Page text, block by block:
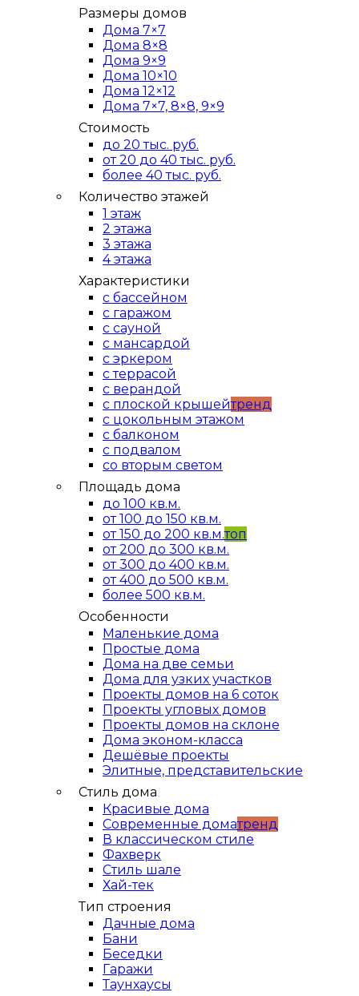
Размеры домов
Дома 7×7
Дома 8×8
Дома 9×9
Дома 10×10
Дома 12×12
Дома 7×7, 8×8, 9×9
Стоимость
до 20 тыс. руб.
от 20 до 40 тыс. руб.
более 40 тыс. руб.
Количество этажей
1 этаж
2 этажа
3 этажа
4 этажа
Характеристики
с бассейном
с гаражом
с сауной
с мансардой
с эркером
с террасой
с верандой
с плоской крышейтренд
с цокольным этажом
с балконом
с подвалом
со вторым светом
Площадь дома
до 100 кв.м.
от 100 до 150 кв.м.
от 150 до 200 кв.м.топ
от 200 до 300 кв.м.
от 300 до 400 кв.м.
от 400 до 500 кв.м.
более 500 кв.м.
Особенности
Маленькие дома
Простые дома
Дома на две семьи
Дома для узких участков
Проекты домов на 6 соток
Проекты угловых домов
Проекты домов на склоне
Дома эконом-класса
Дешёвые проекты
Элитные, представительские
Стиль дома
Красивые дома
Современные доматренд
В классическом стиле
Фахверк
Стиль шале
Хай-тек
Тип строения
Дачные дома
Бани
Беседки
Гаражи
Таунхаусы